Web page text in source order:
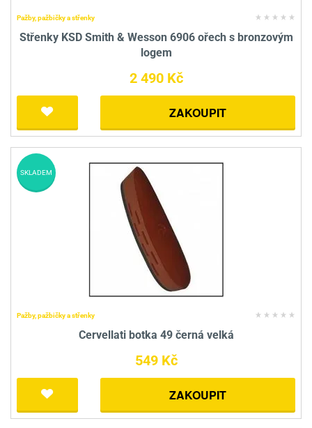
Pažby, pažbičky a střenky
Střenky KSD Smith & Wesson 6906 ořech s bronzovým
logem
2 490 Kč
ZAKOUPIT
Pažby, pažbičky a střenky
Cervellati botka 49 černá velká
549 Kč
ZAKOUPIT
SKLADEM